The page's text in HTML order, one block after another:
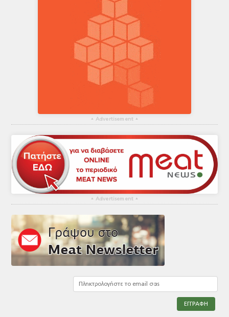
▴ Advertisement ▴
▴ Advertisement ▴